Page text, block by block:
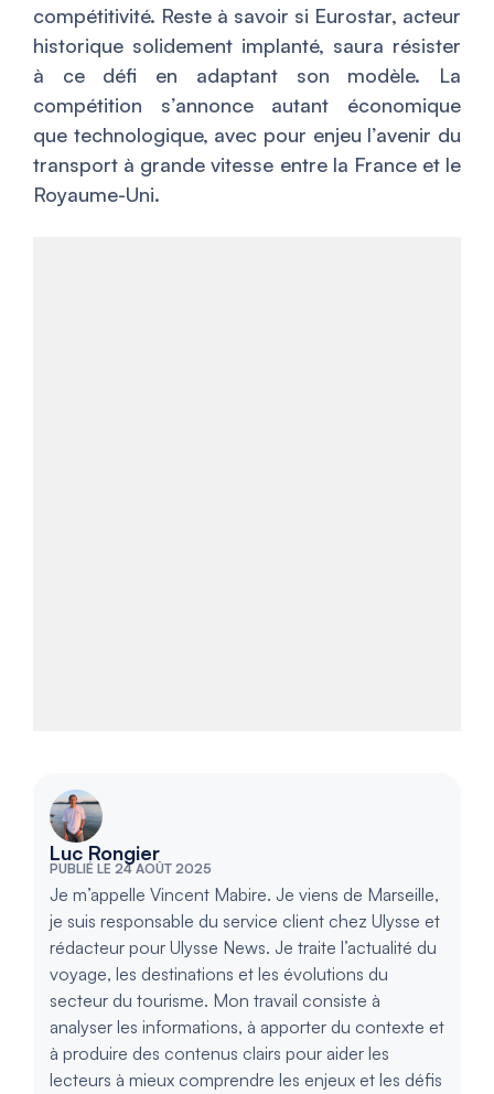
compétitivité. Reste à savoir si Eurostar, acteur
historique solidement implanté, saura résister
à ce défi en adaptant son modèle. La
compétition s’annonce autant économique
que technologique, avec pour enjeu l’avenir du
transport à grande vitesse entre la France et le
Royaume-Uni.
Luc Rongier
PUBLIÉ LE 24 AOÛT 2025
Je m’appelle Vincent Mabire. Je viens de Marseille,
je suis responsable du service client chez Ulysse et
rédacteur pour Ulysse News. Je traite l’actualité du
voyage, les destinations et les évolutions du
secteur du tourisme. Mon travail consiste à
analyser les informations, à apporter du contexte et
à produire des contenus clairs pour aider les
lecteurs à mieux comprendre les enjeux et les défis